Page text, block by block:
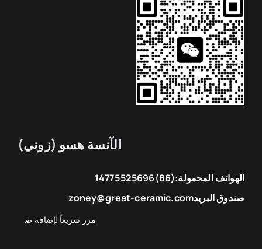
الآنسة هسو (زوني)
الهواتف المحمولة:(86)14775525696
صندوق البريدzoney@great-ceramic.com